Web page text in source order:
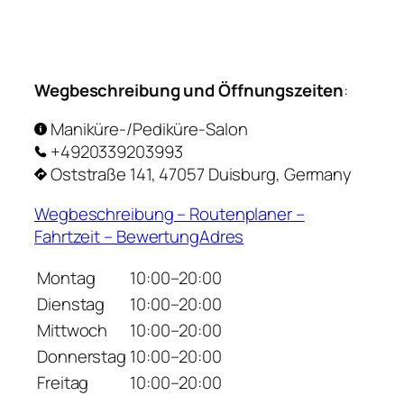
Wegbeschreibung und Öffnungszeiten:
Maniküre-/Pediküre-Salon
+4920339203993
Oststraße 141, 47057 Duisburg, Germany
Wegbeschreibung – Routenplaner –
Fahrtzeit – BewertungAdres
Montag
10:00–20:00
Dienstag
10:00–20:00
Mittwoch
10:00–20:00
Donnerstag 10:00–20:00
Freitag
10:00–20:00